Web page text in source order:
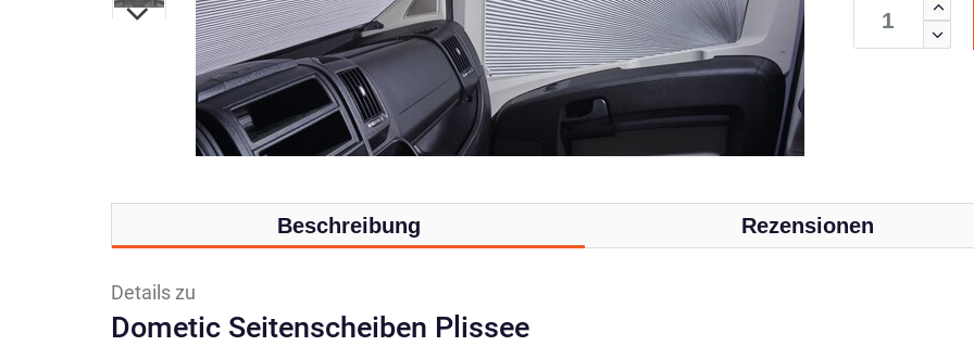
Beschreibung Rezensionen
Details zu
Dometic Seitenscheiben Plissee